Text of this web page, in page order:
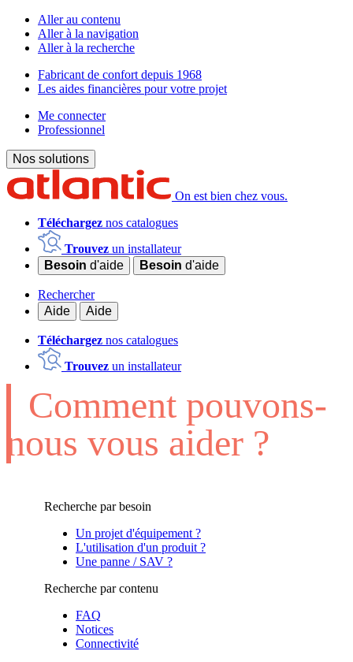
Aller au contenu
Aller à la navigation
Aller à la recherche
Fabricant de confort depuis 1968
Les aides financières pour votre projet
Me connecter
Professionnel
Nos solutions
On est bien chez vous.
Téléchargez nos catalogues
Trouvez un installateur
Besoin d'aide Besoin d'aide
Rechercher
Aide
Aide
Téléchargez nos catalogues
Trouvez un installateur
Comment pouvons-
nous vous aider ?
Recherche par besoin
Un projet d'équipement ?
L'utilisation d'un produit ?
Une panne / SAV ?
Recherche par contenu
FAQ
Notices
Connectivité